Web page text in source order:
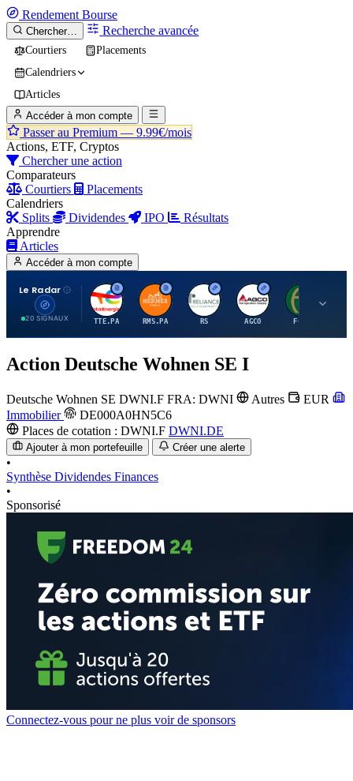
Rendement Bourse
Chercher… Recherche avancée
Courtiers
Placements
Calendriers
Articles
Accéder à mon compte
Passer au Premium — 9.99€/mois
Actions, ETF, Cryptos
Chercher une action
Comparateurs
Courtiers
Placements
Calendriers
Splits
Dividendes IPO
Résultats
Apprendre
Articles
Accéder à mon compte
Le Radar
20 SIGNAUX
T
TTE.PA
H
RMS.PA
R
RS
A
AGCO FCFS
Action Deutsche Wohnen SE I
Deutsche Wohnen SE DWNI.F FRA: DWNI Autres
EUR
Immobilier
DE000A0HN5C6
Places de cotation : DWNI.F DWNI.DE
Ajouter à mon portefeuille Créer une alerte
•
Synthèse Dividendes Finances
•
Sponsorisé
Connectez-vous pour ne plus voir de sponsors